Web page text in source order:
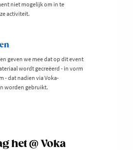
niet mogelijk om in te
activiteit.
geven we mee dat op dit event
wordt gecreëerd - in vorm
- dat nadien via Voka-
worden gebruikt.
het @ Voka